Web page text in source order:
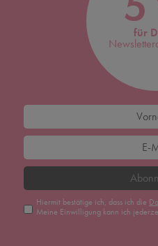
für
Hiermit bestätige ich, dass ich die
Meine Einwilligung kann ich